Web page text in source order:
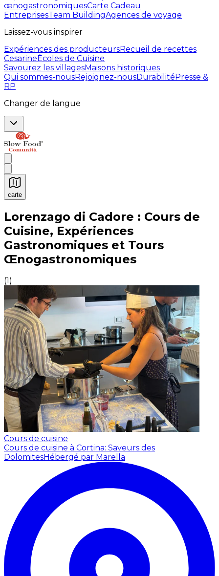
œnogastronomiquesCarte Cadeau
EntreprisesTeam BuildingAgences de voyage
Laissez-vous inspirer
Expériences des producteursRecueil de recettes
CesarineÈcoles de Cuisine
Savourez les villagesMaisons historiques
Qui sommes-nousRejoignez-nousDurabilitéPresse &
RP
Changer de langue
carte
Expériences culinaires inoubliables : Expériences
Lorenzago di Cadore : Cours de
Cuisine, Expériences
Gastronomiques et Tours
Œnogastronomiques
(1)
Cours de cuisine
Cours de cuisine à Cortina: Saveurs des
DolomitesHébergé par Marella